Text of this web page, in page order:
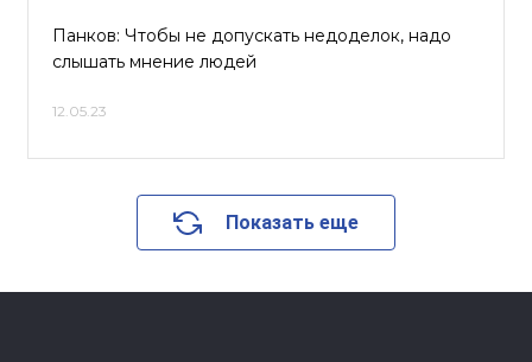
Панков: Чтобы не допускать недоделок, надо
слышать мнение людей
12.05.23
Показать еще